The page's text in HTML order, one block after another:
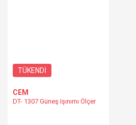
TÜKENDİ
CEM
DT- 1307 Güneş Işınımı Ölçer